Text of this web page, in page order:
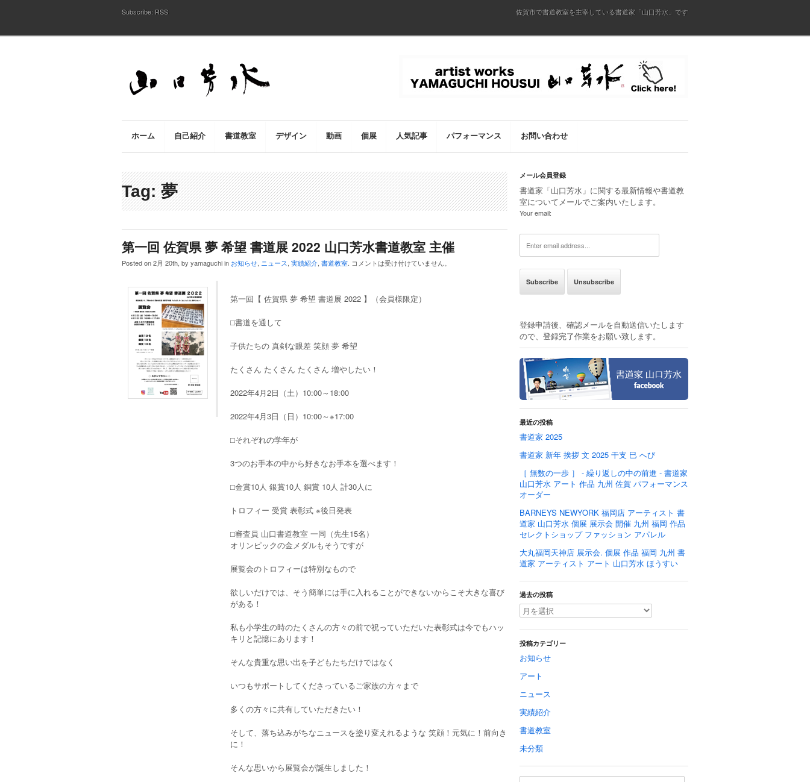
Subscribe: RSS 佐賀市で書道教室を主宰している書道家「山口芳水」です
ホーム 自己紹介 書道教室 デザイン 動画 個展 人気記事 パフォーマンス お問い合わせ
Tag: 夢
第一回 佐賀県 夢 希望 書道展 2022 山口芳水書道教室 主催
Posted on 2月 20th, by yamaguchi in お知らせ, ニュース, 実績紹介, 書道教室. コメントは受け付けていません。
第一回【 佐賀県 夢 希望 書道展 2022 】（会員様限定）
⬜︎書道を通して
子供たちの 真剣な眼差 笑顔 夢 希望
たくさん たくさん たくさん 増やしたい！
2022年4月2日（土）10:00～18:00
2022年4月3日（日）10:00～※17:00
⬜︎それぞれの学年が
3つのお手本の中から好きなお手本を選べます！
⬜︎金賞10人 銀賞10人 銅賞 10人 計30人に
トロフィー 受賞 表彰式 ※後日発表
⬜︎審査員 山口書道教室 一同（先生15名）
オリンピックの金メダルもそうですが
展覧会のトロフィーは特別なもので
欲しいだけでは、そう簡単には手に入れることができないからこそ大きな喜び
がある！
私も小学生の時のたくさんの方々の前で祝っていただいた表彰式は今でもハッ
キリと記憶にあります！
そんな貴重な思い出を子どもたちだけではなく
いつもサポートしてくださっているご家族の方々まで
多くの方々に共有していただきたい！
そして、落ち込みがちなニュースを塗り変えれるような 笑顔！元気に！前向き
に！
そんな思いから展覧会が誕生しました！
メール会員登録
書道家「山口芳水」に関する最新情報や書道教
室についてメールでご案内いたします。
Your email:
登録申請後、確認メールを自動送信いたします
ので、登録完了作業をお願い致します。
最近の投稿
書道家 2025
書道家 新年 挨拶 文 2025 干支 巳 へび
［ 無数の一歩 ］ - 繰り返しの中の前進 - 書道家
山口芳水 アート 作品 九州 佐賀 パフォーマンス
オーダー
BARNEYS NEWYORK 福岡店 アーティスト 書
道家 山口芳水 個展 展示会 開催 九州 福岡 作品
セレクトショップ ファッション アパレル
大丸福岡天神店 展示会. 個展 作品 福岡 九州 書
道家 アーティスト アート 山口芳水 ほうすい
過去の投稿
投稿カテゴリー
お知らせ
アート
ニュース
実績紹介
書道教室
未分類